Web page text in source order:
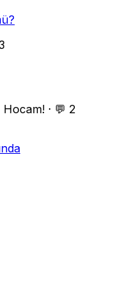
Hocam! · 💬 2